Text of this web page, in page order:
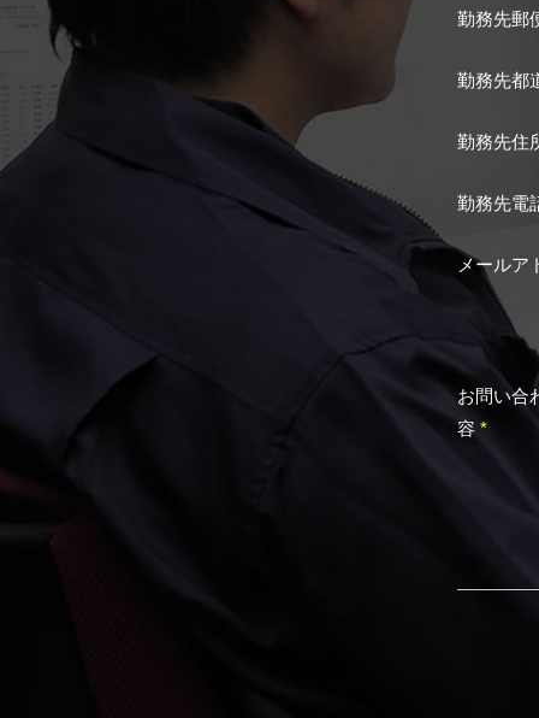
勤務先郵
勤務先都
勤務先住
勤務先電
メールア
お問い合
容 *